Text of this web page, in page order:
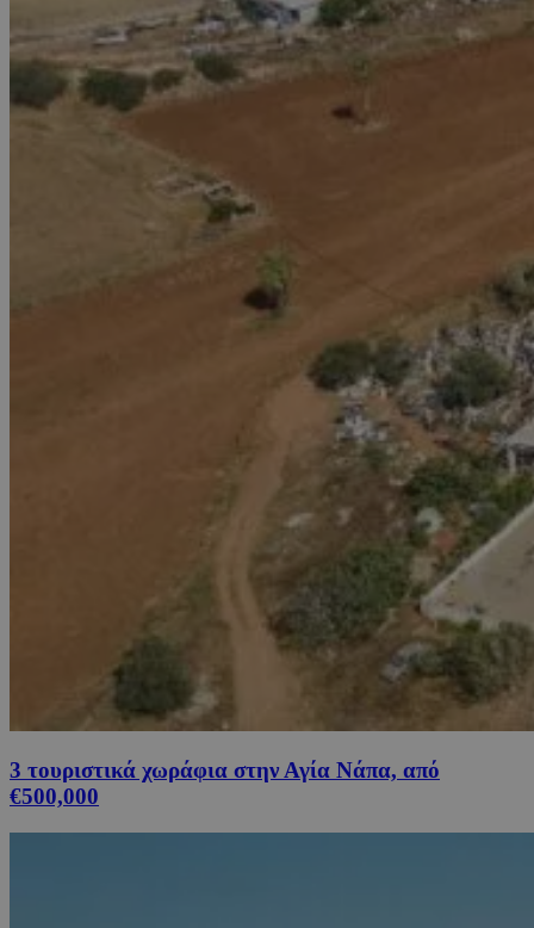
3 τουριστικά χωράφια στην Αγία Νάπα, από
€500,000